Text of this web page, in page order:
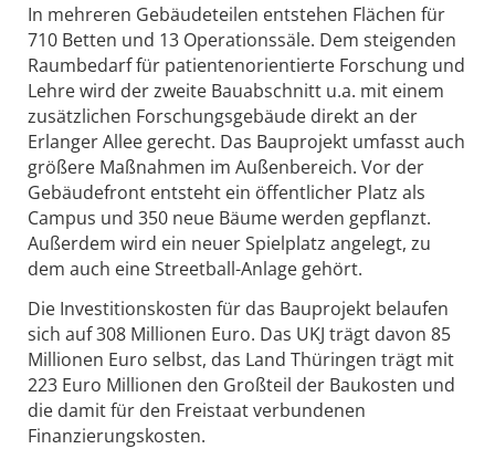
In mehreren Gebäudeteilen entstehen Flächen für
710 Betten und 13 Operationssäle. Dem steigenden
Raumbedarf für patientenorientierte Forschung und
Lehre wird der zweite Bauabschnitt u.a. mit einem
zusätzlichen Forschungsgebäude direkt an der
Erlanger Allee gerecht. Das Bauprojekt umfasst auch
größere Maßnahmen im Außenbereich. Vor der
Gebäudefront entsteht ein öffentlicher Platz als
Campus und 350 neue Bäume werden gepflanzt.
Außerdem wird ein neuer Spielplatz angelegt, zu
dem auch eine Streetball-Anlage gehört.
Die Investitionskosten für das Bauprojekt belaufen
sich auf 308 Millionen Euro. Das UKJ trägt davon 85
Millionen Euro selbst, das Land Thüringen trägt mit
223 Euro Millionen den Großteil der Baukosten und
die damit für den Freistaat verbundenen
Finanzierungskosten.